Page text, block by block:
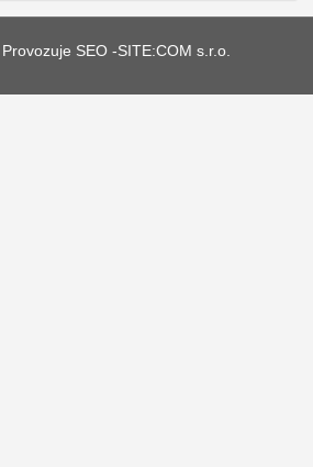
SEO -SITE:COM s.r.o.